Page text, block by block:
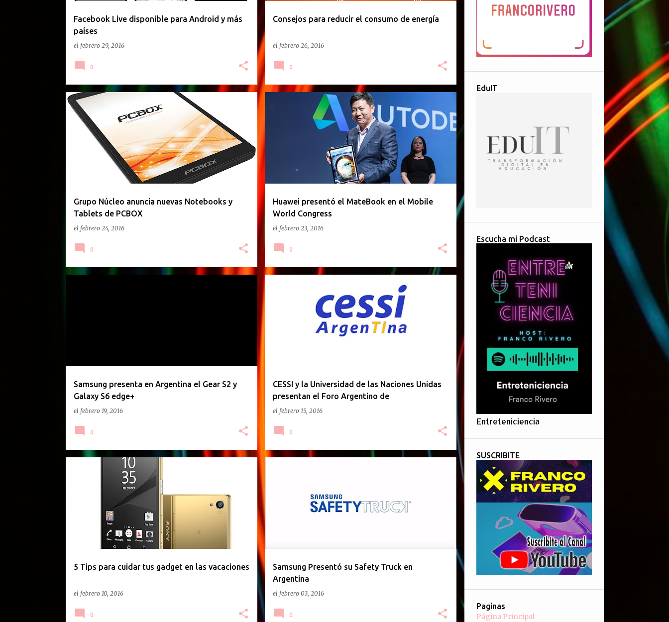
Facebook Live disponible para Android y más
países
el febrero 29, 2016
0
Consejos para reducir el consumo de energía
el febrero 26, 2016
0
Grupo Núcleo anuncia nuevas Notebooks y
Tablets de PCBOX
el febrero 24, 2016
GACETILLA DE PRENSA
0
Huawei presentó el MateBook en el Mobile
World Congress
el febrero 23, 2016
GACETILLA DE PRENSA
0
Samsung presenta en Argentina el Gear S2 y
Galaxy S6 edge+
el febrero 19, 2016
0
CESSI y la Universidad de las Naciones Unidas
presentan el Foro Argentino de
Transformación Digital
el febrero 15, 2016
0
5 Tips para cuidar tus gadget en las vacaciones
el febrero 10, 2016
GACETILLA DE PRENSA
0
Samsung Presentó su Safety Truck en
Argentina
el febrero 03, 2016
0
EduIT
Escucha mi Podcast
Entreteniciencia
SUSCRIBITE
Paginas
Página Principal